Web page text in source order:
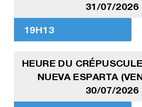
31/07/2026
19H13
HEURE DU
NUEVA ESPARTA
30/07/2026